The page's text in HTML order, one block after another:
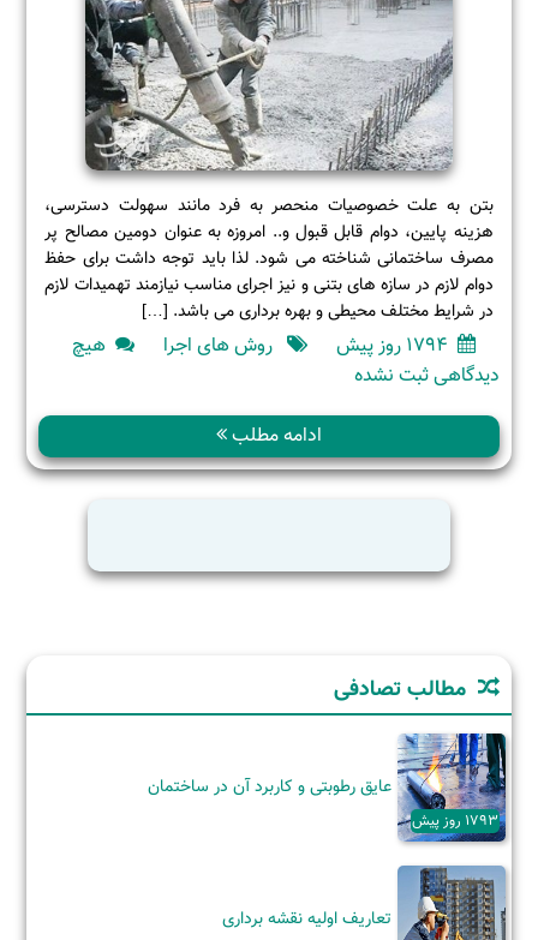
بتن به علت خصوصیات منحصر به فرد مانند سهولت دسترسی،
هزینه پایین، دوام قابل قبول و.. امروزه به عنوان دومین مصالح پر
مصرف ساختمانی شناخته می شود. لذا باید توجه داشت برای حفظ
دوام لازم در سازه های بتنی و نیز اجرای مناسب نیازمند تهمیدات لازم
در شرایط مختلف محیطی و بهره برداری می باشد. […]
1794 روز پیش روش های اجرا
هیچ
دیدگاهیبرای
در
یخبندان
ثبت نشده
ادامه مطلب
مطالب تصادفی
1793 روز پیش
عایق رطوبتی و کاربرد آن‌ در ساختمان
تعاریف اولیه نقشه برداری